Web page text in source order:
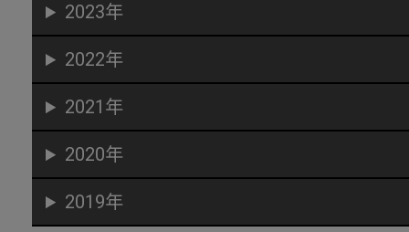
2023年
2022年
2021年
2020年
2019年